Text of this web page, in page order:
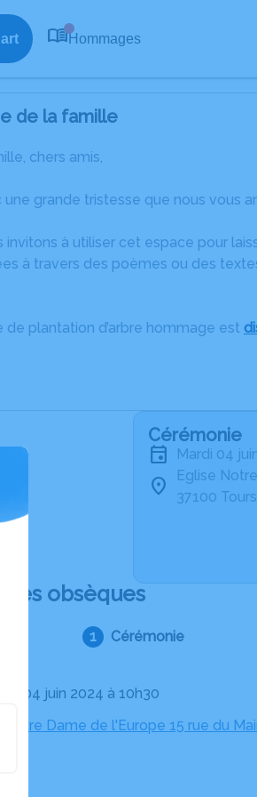
Hommages
de la famille
chers amis,
une grande tristesse que nous vous
invitons à utiliser cet espace pour
à travers des poèmes ou des
de plantation d’arbre hommage est
Cérémonie
mardi 04
Eglise
37100 Tours
obsèques
Cérémonie
04 juin 2024 à 10h30
Notre Dame de l'Europe 15 rue du